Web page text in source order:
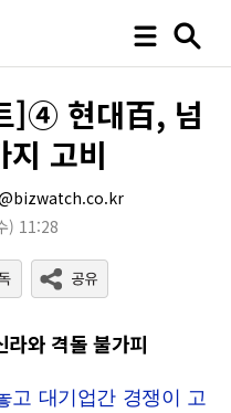
]④ 현대百, 넘
지 고비
) 11:28
와 격돌 불가피
고 대기업간 경쟁이 고